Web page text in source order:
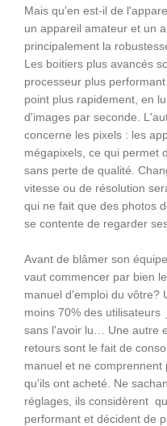
Mais qu'en est-il de
un appareil amateur et un
principalement la
Les boitiers plus avancés
processeur plus
point plus rapidement, en
d'images par seconde.
concerne les pixels : les
mégapixels, ce qui permet
sans perte de qualité.
vitesse ou de résolution
qui ne fait que des photos
se contente de regarder
Avant de blâmer son
vaut commencer par bien
manuel d'emploi du vôtre?
moins 70% des utilisateurs
sans l'avoir lu… Une autre
retours sont le fait de
manuel et ne
qu'ils ont acheté. Ne
réglages, ils considèrent
performant et décident de